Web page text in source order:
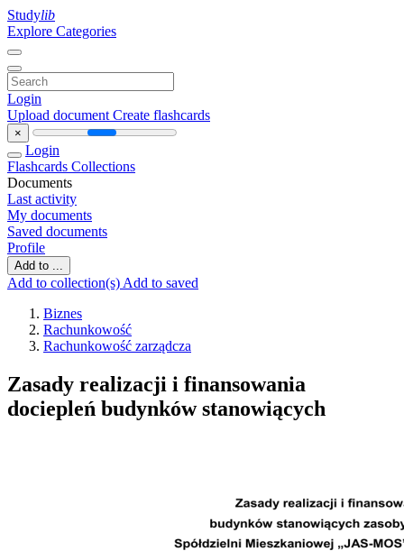
Studylib
Explore Categories
Login
Upload document Create flashcards
×
Login
Flashcards Collections
Documents
Last activity
My documents
Saved documents
Profile
Add to ...
Add to collection(s) Add to saved
Biznes
Rachunkowość
Rachunkowość zarządcza
Zasady realizacji i finansowania
dociepleń budynków stanowiących